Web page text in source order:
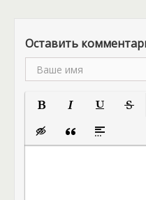
Оставить
Полужирный
Вставка скрытого
Вставка цитаты
Вставка